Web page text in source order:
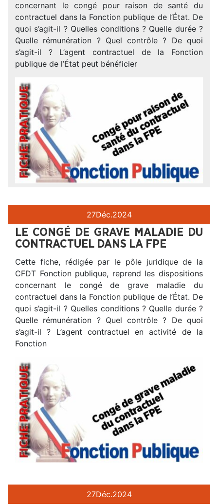
concernant le congé pour raison de santé du
contractuel dans la Fonction publique de l’État. De
quoi s’agit-il ? Quelles conditions ? Quelle durée ?
Quelle rémunération ? Quel contrôle ? De quoi
s’agit-il ? L’agent contractuel de la Fonction
publique de l’État peut bénéficier
27Déc.2024
LE CONGÉ DE GRAVE MALADIE DU
CONTRACTUEL DANS LA FPE
Cette fiche, rédigée par le pôle juridique de la
CFDT Fonction publique, reprend les dispositions
concernant le congé de grave maladie du
contractuel dans la Fonction publique de l’État. De
quoi s’agit-il ? Quelles conditions ? Quelle durée ?
Quelle rémunération ? Quel contrôle ? De quoi
s’agit-il ? L’agent contractuel en activité de la
Fonction
27Déc.2024